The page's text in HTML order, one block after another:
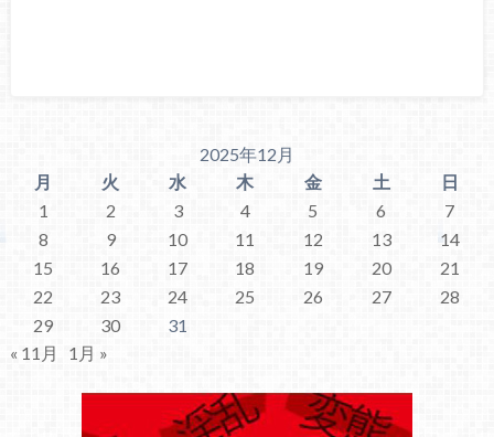
2025年12月
月
火 水 木 金 土
日
1
2 3 4 5 6
7
8
9 10 11 12 13
14
15
16 17 18 19 20
21
22
23 24 25 26 27
28
29
30
31
« 11月
1月 »